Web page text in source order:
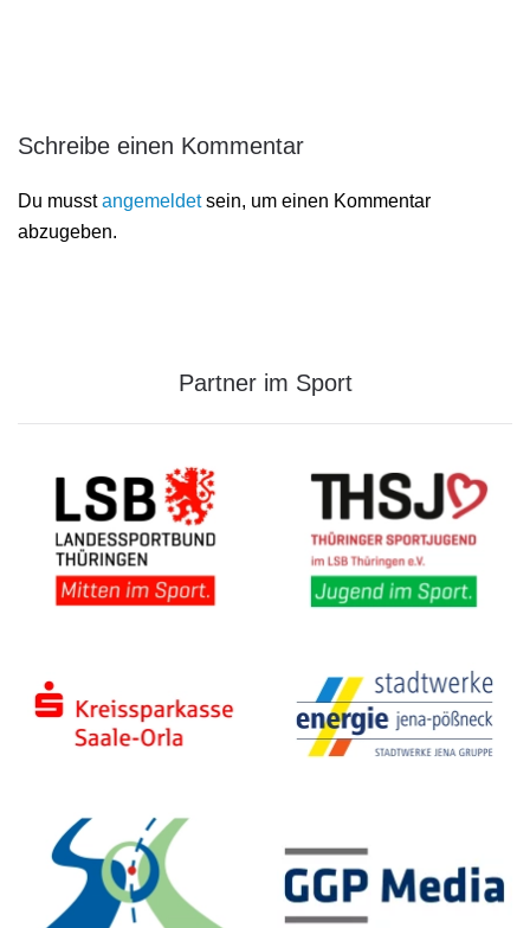
Schreibe einen Kommentar
Du musstangemeldetsein, um einen Kommentar
abzugeben.
Partner im Sport